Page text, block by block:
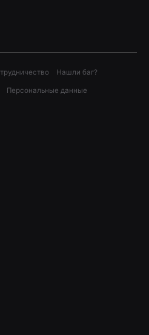
Нашли баг?
Персональные данные